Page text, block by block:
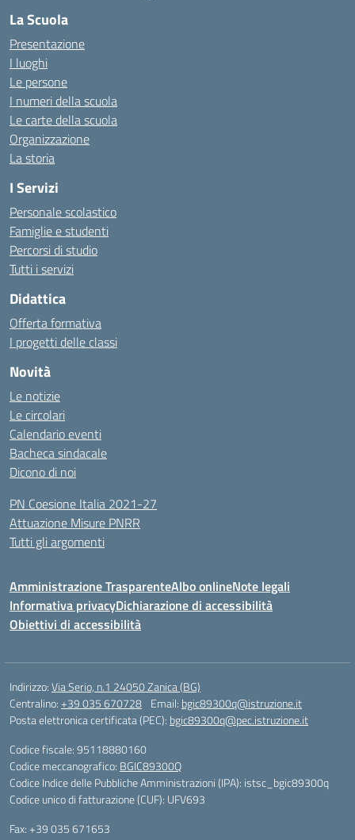
La Scuola
Presentazione
I luoghi
Le persone
I numeri della scuola
Le carte della scuola
Organizzazione
La storia
I Servizi
Personale scolastico
Famiglie e studenti
Percorsi di studio
Tutti i servizi
Didattica
Offerta formativa
I progetti delle classi
Novità
Le notizie
Le circolari
Calendario eventi
Bacheca sindacale
Dicono di noi
PN Coesione Italia 2021-27
Attuazione Misure PNRR
Tutti gli argomenti
Amministrazione TrasparenteAlbo onlineNote legali
Informativa privacyDichiarazione di accessibilità
Obiettivi di accessibilità
Indirizzo:Via Serio, n.1 24050 Zanica (BG)
Centralino:+39 035 670728 Email: bgic89300q@istruzione.it
Posta elettronica certificata (PEC): bgic89300q@pec.istruzione.it
Codice fiscale: 95118880160
Codice meccanografico: BGIC89300Q
Codice Indice delle Pubbliche Amministrazioni (IPA): istsc_bgic89300q
Codice unico di fatturazione (CUF): UFV693
Fax: +39 035 671653